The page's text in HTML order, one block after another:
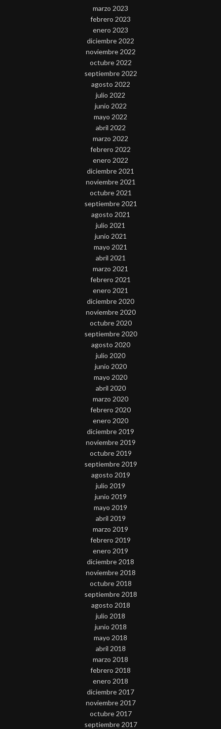
marzo 2023
febrero 2023
enero 2023
diciembre 2022
noviembre 2022
octubre 2022
septiembre 2022
agosto 2022
julio 2022
junio 2022
mayo 2022
abril 2022
marzo 2022
febrero 2022
enero 2022
diciembre 2021
noviembre 2021
octubre 2021
septiembre 2021
agosto 2021
julio 2021
junio 2021
mayo 2021
abril 2021
marzo 2021
febrero 2021
enero 2021
diciembre 2020
noviembre 2020
octubre 2020
septiembre 2020
agosto 2020
julio 2020
junio 2020
mayo 2020
abril 2020
marzo 2020
febrero 2020
enero 2020
diciembre 2019
noviembre 2019
octubre 2019
septiembre 2019
agosto 2019
julio 2019
junio 2019
mayo 2019
abril 2019
marzo 2019
febrero 2019
enero 2019
diciembre 2018
noviembre 2018
octubre 2018
septiembre 2018
agosto 2018
julio 2018
junio 2018
mayo 2018
abril 2018
marzo 2018
febrero 2018
enero 2018
diciembre 2017
noviembre 2017
octubre 2017
septiembre 2017